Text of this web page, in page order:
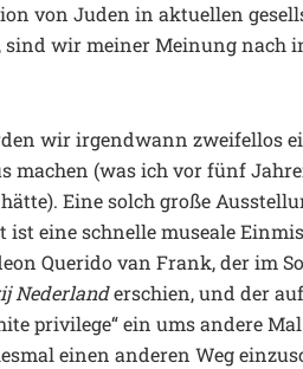
von Juden in aktuellen
wir meiner Meinung nach
wir irgendwann zweifellos
machen (was ich vor fünf
Eine solch große
ist eine schnelle museale
Querido van Frank, der im
Nederlanderschien, und der
privilege“ ein ums andere
einen anderen Weg